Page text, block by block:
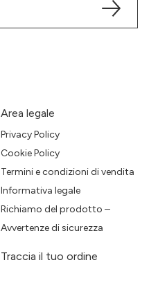
Area legale
Privacy Policy
Cookie Policy
Termini e condizioni di vendita
Informativa legale
Richiamo del prodotto –
Avvertenze di sicurezza
Traccia il tuo ordine